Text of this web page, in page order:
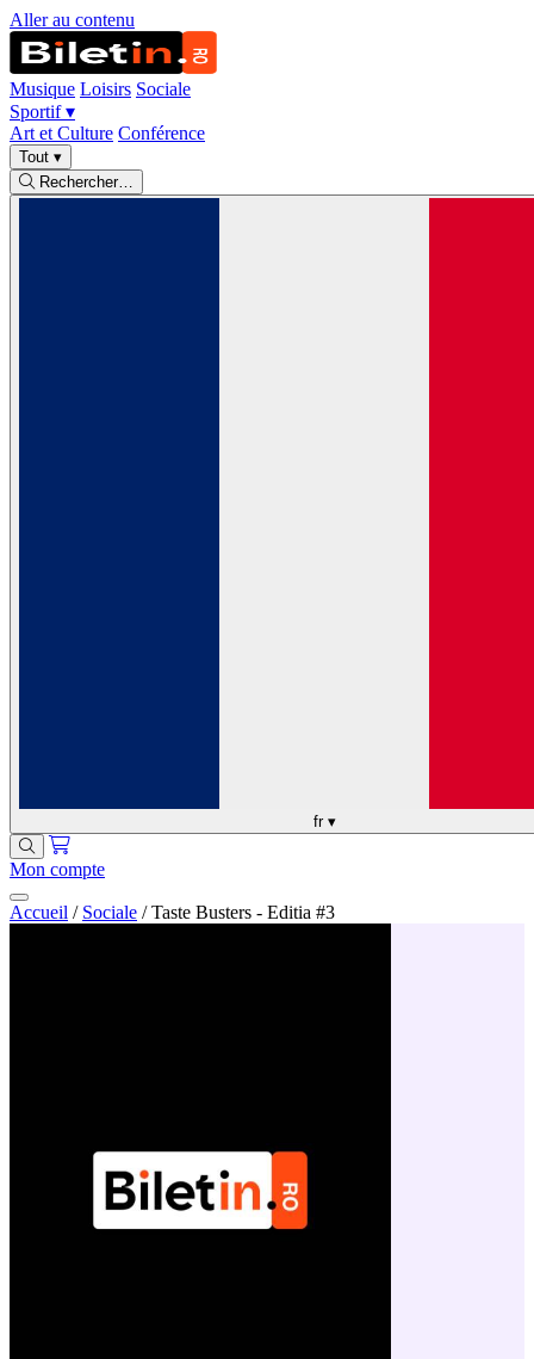
Aller au contenu
Musique Loisirs Sociale
Sportif▾
Art et Culture Conférence
Tout ▾
Rechercher…
fr ▾
Mon compte
Accueil / Sociale / Taste Busters - Editia #3